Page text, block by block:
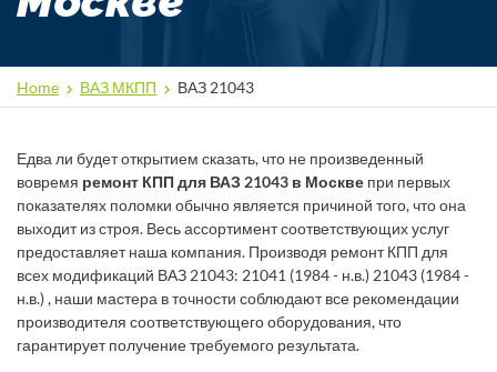
Home ВАЗ МКПП ВАЗ 21043
Едва ли будет открытием сказать, что не произведенный
вовремя ремонт КПП для ВАЗ 21043 в Москве при первых
показателях поломки обычно является причиной того, что она
выходит из строя. Весь ассортимент соответствующих услуг
предоставляет наша компания. Производя ремонт КПП для
всех модификаций ВАЗ 21043: 21041 (1984 - н.в.) 21043 (1984 -
н.в.) , наши мастера в точности соблюдают все рекомендации
производителя соответствующего оборудования, что
гарантирует получение требуемого результата.